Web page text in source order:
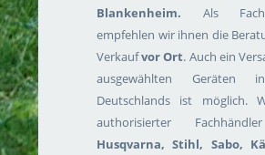
Blankenheim. Als
empfehlen wir ihnen die
Verkaufvor Ort. Auch ein
ausgewählten Geräten
Deutschlands ist möglich.
authorisierter
Husqvarna, Stihl, Sabo,